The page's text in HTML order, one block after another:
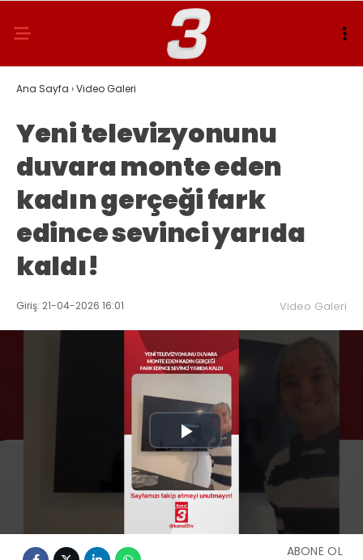
Ana Sayfa ›Video Galeri
Yeni televizyonunu
duvara monte eden
kadın gerçeği fark
edince sevinci yarıda
kaldı!
Giriş: 21-04-2026 16:01 Video Galeri
Play
Video
ABONE OL